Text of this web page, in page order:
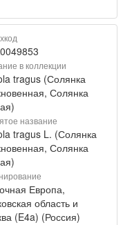
в коллекции
tragus (Солянка
Солянка
название
tragus L. (Солянка
Солянка
Европа,
область и
(E4a) (Россия)